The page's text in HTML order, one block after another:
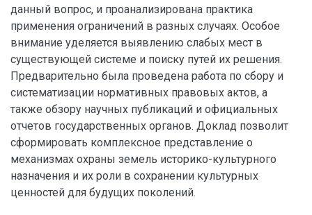
данный вопрос, и проанализирована практика
применения ограничений в разных случаях. Особое
внимание уделяется выявлению слабых мест в
существующей системе и поиску путей их решения.
Предварительно была проведена работа по сбору и
систематизации нормативных правовых актов, а
также обзору научных публикаций и официальных
отчетов государственных органов. Доклад позволит
сформировать комплексное представление о
механизмах охраны земель историко-культурного
назначения и их роли в сохранении культурных
ценностей для будущих поколений.